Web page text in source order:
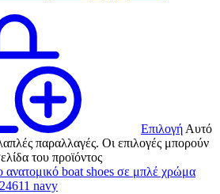
Επιλογή Αυτό
παραλλαγές. Οι επιλογές μπορούν
του προϊόντος